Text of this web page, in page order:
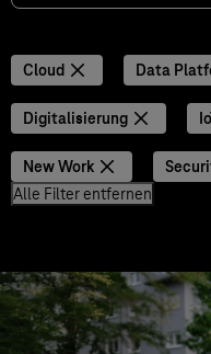
Cloud Data
Digitalisierung
New Work
Alle Filter entfernen